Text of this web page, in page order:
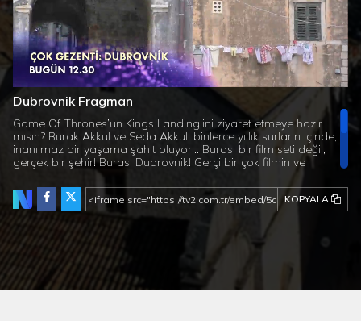
Süre Toplam
Süre
Yüklendi
0%
Yükleniyor:
0%
Dubrovnik Fragman
Game Of Thrones’un Kings Landing’ini ziyaret etmeye hazır
mısın? Burak Akkul ve Seda Akkul; binlerce yıllık surların içinde;
inanılmaz bir yaşama şahit oluyor… Burası bir film seti değil,
gerçek bir şehir! Burası Dubrovnik! Gerçi bir çok filmin ve
dizinin çekildiği doğal bir set burası… Surlarıyla, kaleleriyle,
manastırları ve taş döşeli sokaklarıyla; bir filmin içinde gibi
hissedeceksiniz kendinizi. Hırvatistan’ın hüzünlü yakın tarihine
şahit olmak, yemeklerini tatmak ve cennet koylarını gezmek
için; Pazar günü ekran başına. Çok Gezenti Dubrovnik
teve2’de...
KOPYALA